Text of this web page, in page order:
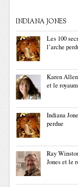
INDIANA JONES
Les 100
l’arche
Karen
et le
Indiana
perdue
Ray
Jones et le